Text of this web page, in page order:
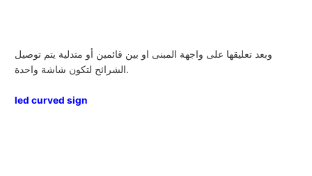
وبعد تعليقها على واجهة المبنى او بين قائمين أو متدلية يتم توصيل
الشرائح لتكون شاشة واحدة.
led curved sign